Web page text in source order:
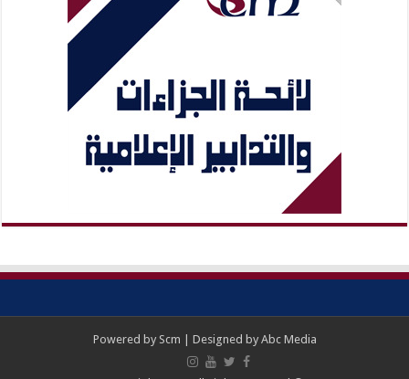
Powered by Scm | Designed by Abc Media